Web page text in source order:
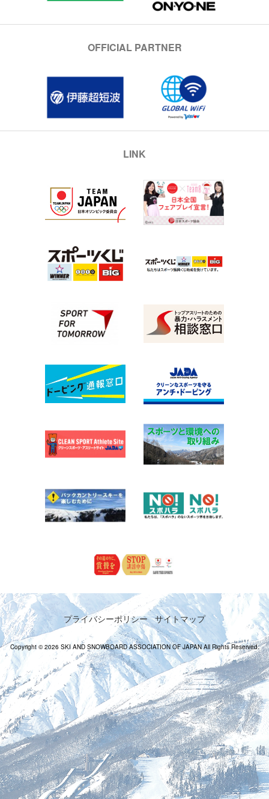
OFFICIAL PARTNER
LINK
プライバシーポリシー サイトマップ
Copyright © 2026 SKI AND SNOWBOARD ASSOCIATION OF JAPAN All Rights Reserved.